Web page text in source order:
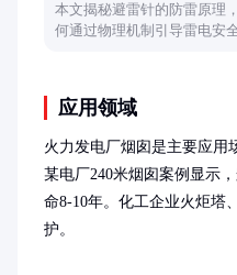
本文揭秘避雷针的防雷原理
何通过物理机制引导雷电安
应用领域
火力发电厂烟囱是主要应用
某电厂240米烟囱案例显示
命8-10年。化工企业火炬塔
护。